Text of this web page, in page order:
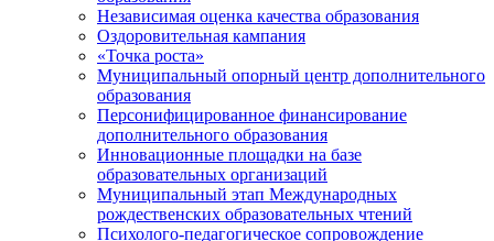
Независимая оценка качества образования
Оздоровительная кампания
«Точка роста»
Муниципальный опорный центр дополнительного
образования
Персонифицированное финансирование
дополнительного образования
Инновационные площадки на базе
образовательных организаций
Муниципальный этап Международных
рождественских образовательных чтений
Психолого-педагогическое сопровождение